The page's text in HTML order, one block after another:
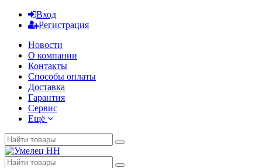
Вход
Регистрация
Новости
О компании
Контакты
Способы оплаты
Доставка
Гарантия
Сервис
Ещё